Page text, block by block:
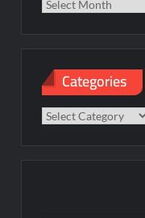
Categories
Categories